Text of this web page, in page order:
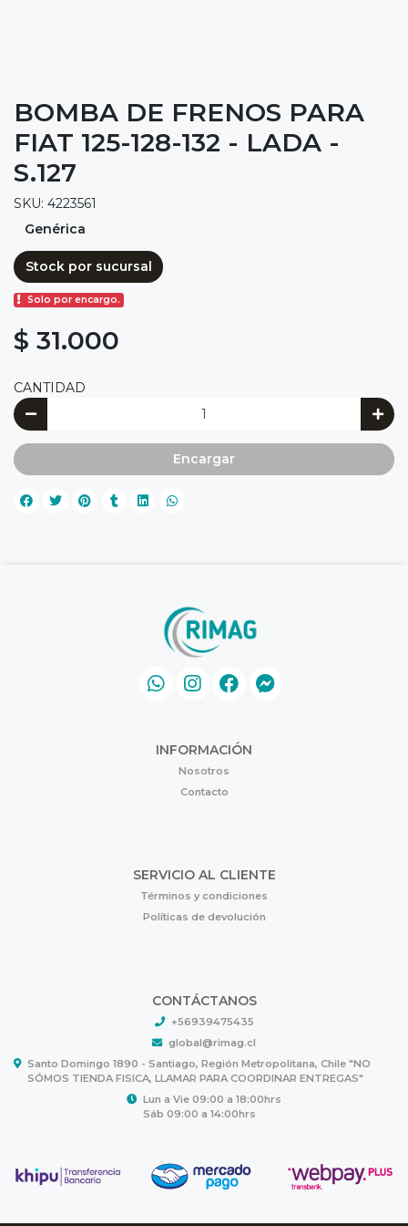
BOMBA DE FRENOS PARA
FIAT 125-128-132 - LADA -
S.127
SKU: 4223561
Genérica
Stock por sucursal
Solo por encargo.
$ 31.000
CANTIDAD
Encargar
INFORMACIÓN
Nosotros
Contacto
SERVICIO AL CLIENTE
Términos y condiciones
Políticas de devolución
CONTÁCTANOS
+56939475435
global@rimag.cl
Santo Domingo 1890 - Santiago, Región Metropolitana, Chile "NO
SÓMOS TIENDA FISICA, LLAMAR PARA COORDINAR ENTREGAS"
Lun a Vie 09:00 a 18:00hrs
Sáb 09:00 a 14:00hrs